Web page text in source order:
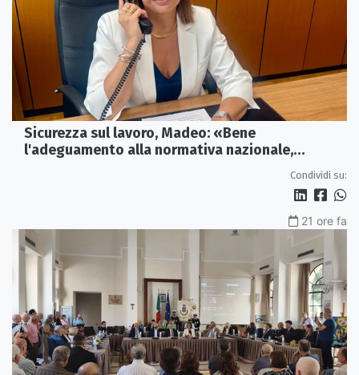
Sicurezza sul lavoro, Madeo: «Bene
l'adeguamento alla normativa nazionale,
Condividi su:
21 ore fa